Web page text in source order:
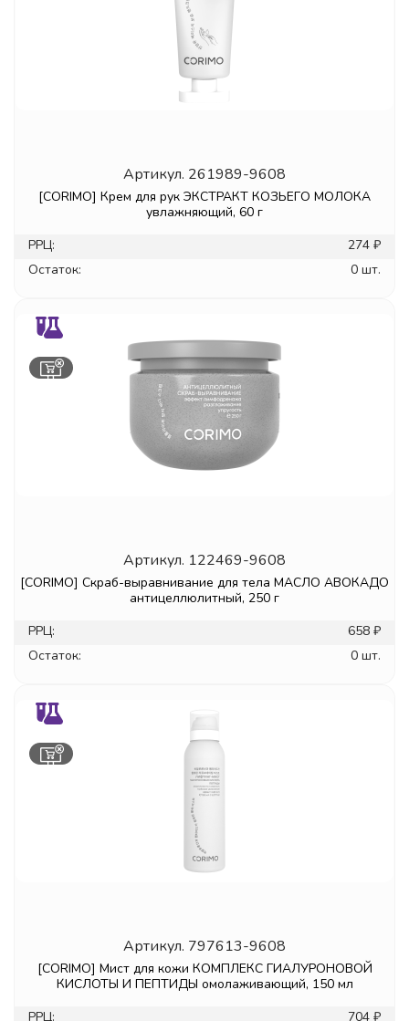
Артикул. 261989-9608
[CORIMO] Крем для рук ЭКСТРАКТ КОЗЬЕГО МОЛОКА
увлажняющий, 60 г
РРЦ:
274 ₽
Остаток:
0 шт.
Артикул. 122469-9608
[CORIMO] Скраб-выравнивание для тела МАСЛО АВОКАДО
антицеллюлитный, 250 г
РРЦ:
658 ₽
Остаток:
0 шт.
Артикул. 797613-9608
[CORIMO] Мист для кожи КОМПЛЕКС ГИАЛУРОНОВОЙ
КИСЛОТЫ И ПЕПТИДЫ омолаживающий, 150 мл
РРЦ:
704 ₽